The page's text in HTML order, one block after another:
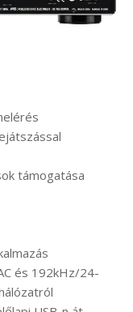
támogatása
és 192kHz/24-